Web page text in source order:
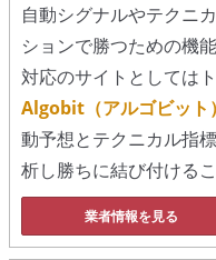
２ちゃんまとめ風の詐欺
用語集
自動シグナルやテクニ
ションで勝つための機
対応のサイトとしては
Algobit（アルゴビット）
動予想とテクニカル指
析し勝ちに結び付ける
業者情報を見る